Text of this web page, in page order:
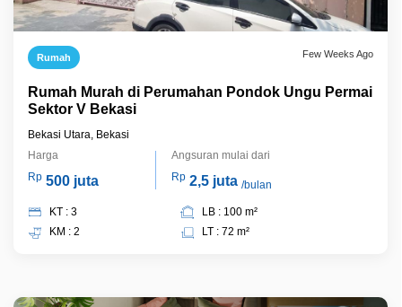
Rumah Few Weeks Ago
Rumah Murah di Perumahan Pondok Ungu Permai
Sektor V Bekasi
Bekasi Utara, Bekasi
Harga
Rp 500 juta
Angsuran mulai dari
Rp 2,5 juta /bulan
KT : 3
KM : 2
LB : 100 m²
LT : 72 m²